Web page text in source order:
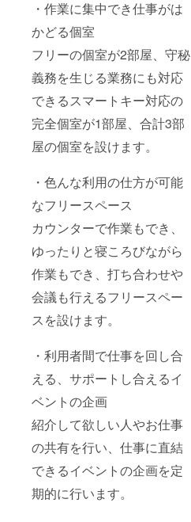
・作業に集中でき仕事がは
かどる個室
フリーの個室が2部屋、守秘
義務を生じる業務にも対応
できるスマートキー対応の
完全個室が1部屋、合計3部
屋の個室を設けます。
・色んな利用の仕方が可能
なフリースペース
カウンターで作業もでき、
ゆったりと寝ころびながら
作業もでき、打ち合わせや
会議も行えるフリースペー
スを設けます。
・利用者間で仕事を回し合
える、サポートし合えるイ
ベントの企画
紹介して欲しい人やお仕事
の共有を行い、仕事に直結
できるイベントの企画を定
期的に行います。